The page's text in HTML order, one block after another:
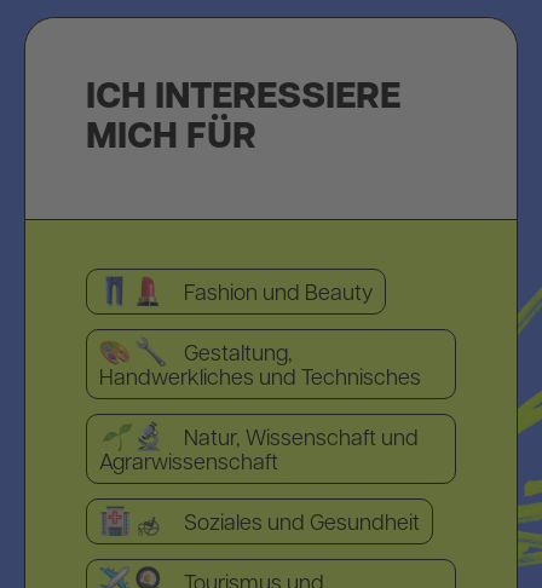
ICH INTERESSIERE
MICH FÜR
Fashion und Beauty
Gestaltung,
Handwerkliches und Technisches
Natur, Wissenschaft und
Agrarwissenschaft
Soziales und Gesundheit